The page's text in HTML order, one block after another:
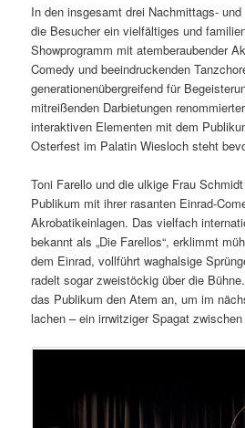
In den insgesamt drei Nachmittags-
die Besucher ein vielfältiges und
Showprogramm mit atemberaubender
Comedy und beeindruckenden
generationenübergreifend für
mitreißenden Darbietungen
interaktiven Elementen mit dem
Osterfest im Palatin Wiesloch steht
Toni Farello und die ulkige Frau
Publikum mit ihrer rasanten Einrad-
Akrobatikeinlagen. Das vielfach
bekannt als „Die Farellos“, erklimmt
dem Einrad, vollführt waghalsige
radelt sogar zweistöckig über die
das Publikum den Atem an, um im
lachen – ein irrwitziger Spagat